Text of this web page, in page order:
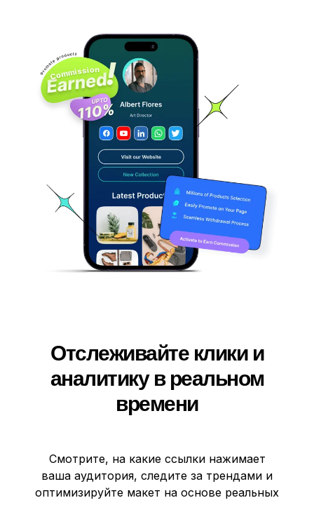
Отслеживайте клики и
аналитику в реальном
времени
Смотрите, на какие ссылки нажимает
ваша аудитория, следите за трендами и
оптимизируйте макет на основе реальных